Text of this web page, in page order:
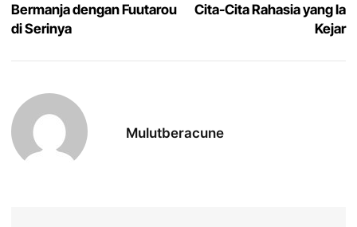
Bermanja dengan Fuutarou
di Serinya
Cita-Cita Rahasia yang Ia
Kejar
Mulutberacune